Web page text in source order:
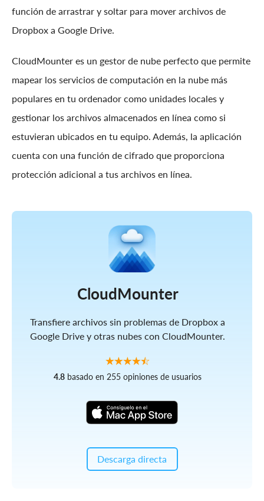
función de arrastrar y soltar para mover archivos de
Dropbox a Google Drive.
CloudMounter es un gestor de nube perfecto que permite
mapear los servicios de computación en la nube más
populares en tu ordenador como unidades locales y
gestionar los archivos almacenados en línea como si
estuvieran ubicados en tu equipo. Además, la aplicación
cuenta con una función de cifrado que proporciona
protección adicional a tus archivos en línea.
CloudMounter
Transfiere archivos sin problemas de Dropbox a
Google Drive y otras nubes con CloudMounter.
4.8 basado en 255 opiniones de usuarios
Descarga directa